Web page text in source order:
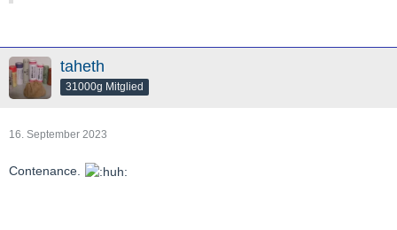
taheth
31000g Mitglied
16. September 2023
Contenance.